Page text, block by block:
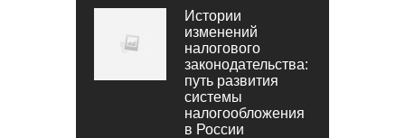
Истории
изменений
налогового
законодательства:
путь развития
системы
налогообложения
в России